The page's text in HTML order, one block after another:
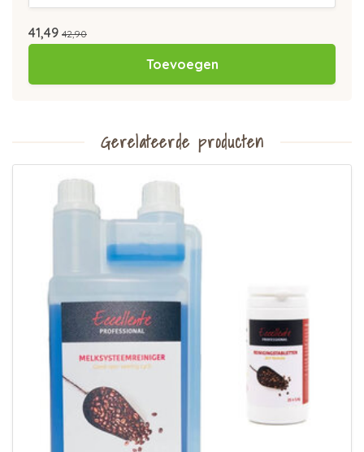
41,49 42,90
Toevoegen
Gerelateerde producten